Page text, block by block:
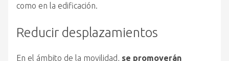
como en la edificación.
Reducir desplazamientos
En el ámbito de la movilidad, se promoverán